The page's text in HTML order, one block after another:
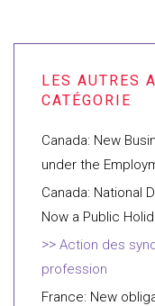
Canada: New
under the
Canada: National
Now a Public
Action des
profession
France: New